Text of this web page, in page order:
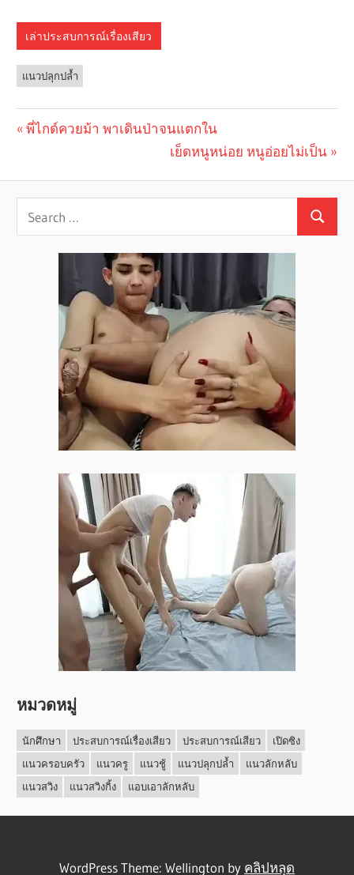
เล่าประสบการณ์เรื่องเสียว
แนวปลุกปล้ำ
navigation
Previous
พี่ไกด์ควยม้า พาเดินป่าจนแตกใน
Next
เย็ดหนูหน่อย หนูอ่อยไม่เป็น
หมวดหมู่
นักศึกษา ประสบการณ์เรื่องเสียว ประสบการณ์เสียว
เปิดซิง
แนวครอบครัว
แนวครู แนวชู้ แนวปลุกปล้ำ
แนวลักหลับ
แนวสวิง
แนวสวิงกิ้ง แอบเอาลักหลับ
WordPress Theme: Wellington by คลิปหลุด